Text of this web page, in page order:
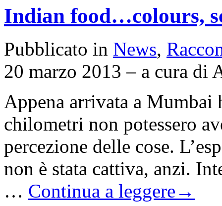
Indian food…colours,
Pubblicato in News,
20 marzo 2013 – a cura di
Appena arrivata a Mumbai
chilometri non potessero
percezione delle cose.
non è stata cattiva, anzi.
… Continua a leggere →